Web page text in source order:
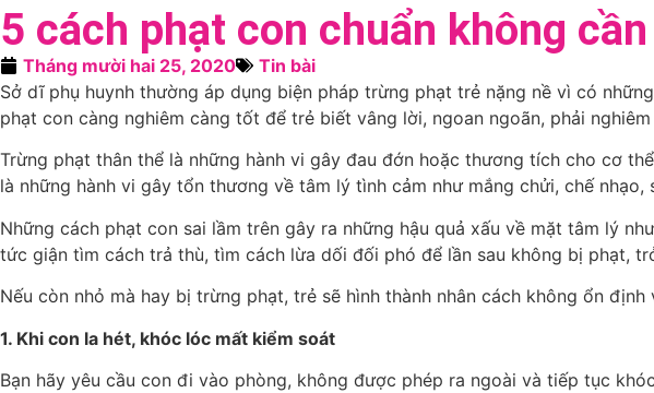
5 cách phạt con chuẩn không
Tháng mười hai 25, 2020
Tin bài
Sở dĩ phụ huynh thường áp dụng biện pháp trừng phạt trẻ nặng nề vì có
phạt con càng nghiêm càng tốt để trẻ biết vâng lời, ngoan ngoãn, phải
Trừng phạt thân thể là những hành vi gây đau đớn hoặc thương tích cho cơ
là những hành vi gây tổn thương về tâm lý tình cảm như mắng chửi, chế
Những cách phạt con sai lầm trên gây ra những hậu quả xấu về mặt tâm lý
tức giận tìm cách trả thù, tìm cách lừa dối đối phó để lần sau không bị phạt,
Nếu còn nhỏ mà hay bị trừng phạt, trẻ sẽ hình thành nhân cách không ổn
1. Khi con la hét, khóc lóc mất kiểm soát
Bạn hãy yêu cầu con đi vào phòng, không được phép ra ngoài và tiếp tục